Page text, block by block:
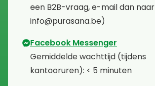
een B2B-vraag, e-mail dan naar
info@purasana.be)
Facebook Messenger
⁠Gemiddelde wachttijd (tijdens
kantooruren): < 5 minuten